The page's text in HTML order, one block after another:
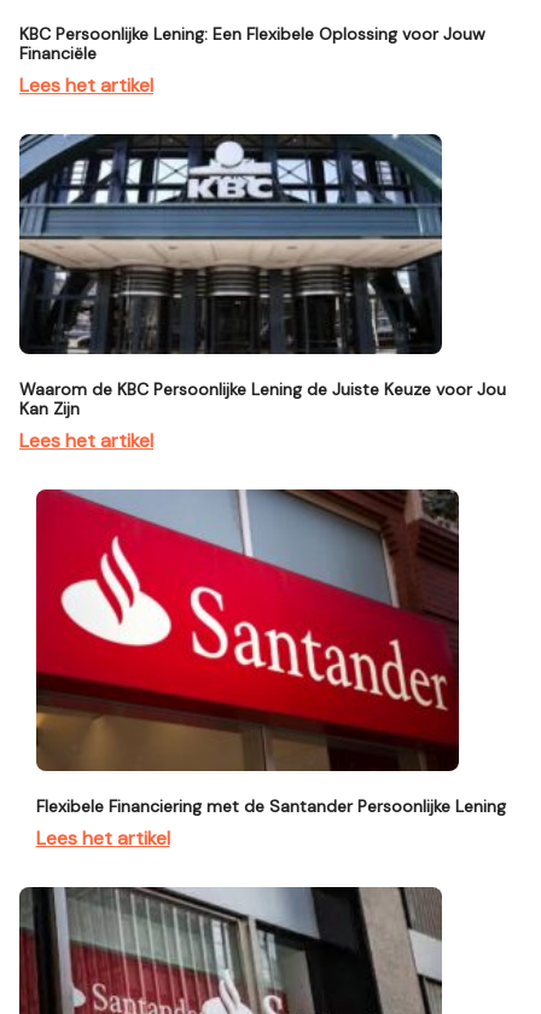
KBC Persoonlijke Lening: Een Flexibele Oplossing voor Jouw
Financiële
Lees het artikel
Waarom de KBC Persoonlijke Lening de Juiste Keuze voor Jou
Kan Zijn
Lees het artikel
Flexibele Financiering met de Santander Persoonlijke Lening
Lees het artikel